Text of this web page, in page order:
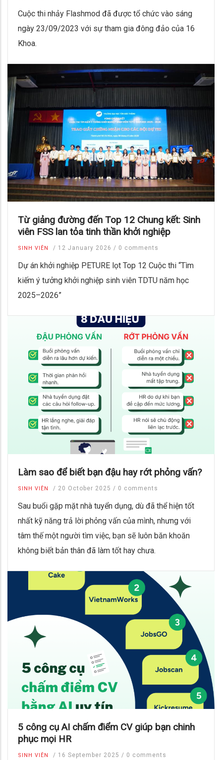
Cuộc thi nhảy Flashmod đã được tổ chức vào sáng
ngày 23/09/2023 với sự tham gia đông đảo của 16
Khoa.
Từ giảng đường đến Top 12 Chung kết: Sinh
viên FSS lan tỏa tinh thần khởi nghiệp
SINH VIÊN / 12 January 2026 / 0 comments
Dự án khởi nghiệp PETURE lọt Top 12 Cuộc thi “Tìm
kiếm ý tưởng khởi nghiệp sinh viên TDTU năm học
2025–2026”
Làm sao để biết bạn đậu hay rớt phỏng vấn?
SINH VIÊN / 20 October 2025 / 0 comments
Sau buổi gặp mặt nhà tuyển dụng, dù đã thể hiện tốt
nhất kỹ năng trả lời phỏng vấn của mình, nhưng với
tâm thế một người tìm việc, bạn sẽ luôn băn khoăn
không biết bản thân đã làm tốt hay chưa.
5 công cụ AI chấm điểm CV giúp bạn chinh
phục mọi HR
SINH VIÊN / 16 September 2025 / 0 comments